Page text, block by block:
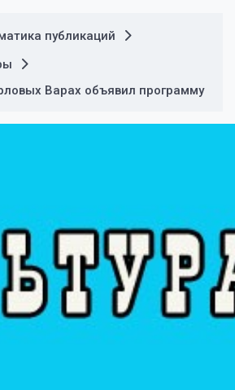
публикаций
Варах объявил программу